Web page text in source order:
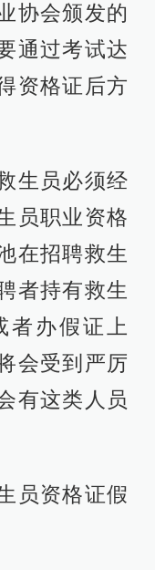
协会颁发的
通过考试达
资格证后方
生员必须经
员职业资格
在招聘救生
者持有救生
者办假证上
会受到严厉
有这类人员
员资格证假